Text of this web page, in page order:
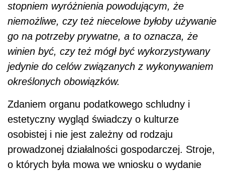
stopniem wyróżnienia powodującym, że
niemożliwe, czy też niecelowe byłoby używanie
go na potrzeby prywatne, a to oznacza, że
winien być, czy też mógł być wykorzystywany
jedynie do celów związanych z wykonywaniem
określonych obowiązków.
Zdaniem organu podatkowego schludny i
estetyczny wygląd świadczy o kulturze
osobistej i nie jest zależny od rodzaju
prowadzonej działalności gospodarczej. Stroje,
o których była mowa we wniosku o wydanie